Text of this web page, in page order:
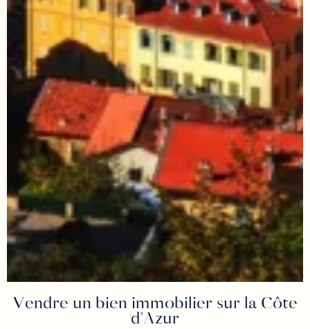
Vendre un bien immobilier sur la Côte
d’Azur